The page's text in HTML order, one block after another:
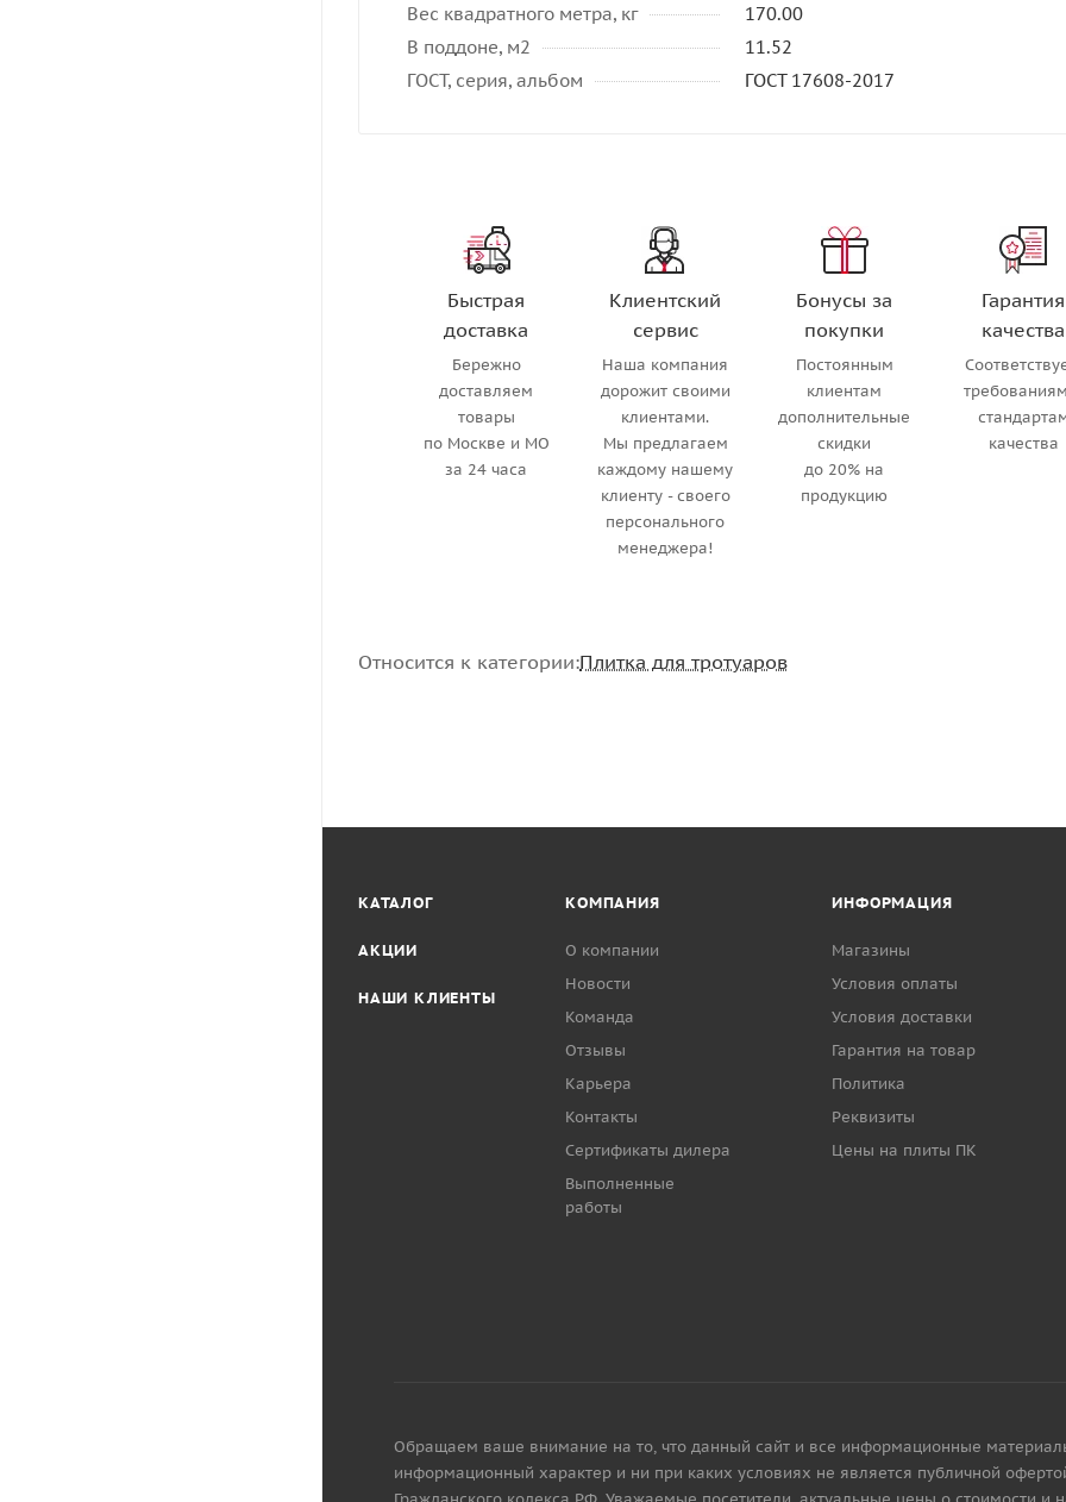
Вес квадратного метра, кг
170.00
В поддоне, м2
11.52
ГОСТ, серия, альбом
ГОСТ 17608-2017
Быстрая
доставка
Бережно
доставляем
товары
по Москве и МО
за 24 часа
Клиентский
сервис
Наша компания
дорожит своими
клиентами.
Мы предлагаем
каждому нашему
клиенту - своего
персонального
менеджера!
Бонусы за
покупки
Постоянным
клиентам
дополнительные
скидки
до 20% на
продукцию
Гарантия
качества
качества
Относится к категории:Плитка для тротуаров
КАТАЛОГ
АКЦИИ
НАШИ КЛИЕНТЫ
КОМПАНИЯ
О компании
Новости
Команда
Отзывы
Карьера
Контакты
Сертификаты дилера
Выполненные
работы
ИНФОРМАЦИЯ
Магазины
Условия оплаты
Условия доставки
Гарантия на товар
Политика
Реквизиты
Цены на плиты ПК
Обращаем ваше внимание на то, что данный сайт и все информационные
информационный характер и ни при каких условиях не является публичной